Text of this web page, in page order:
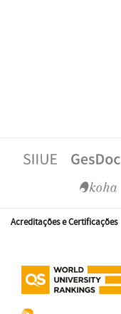
Acreditações e Certificações